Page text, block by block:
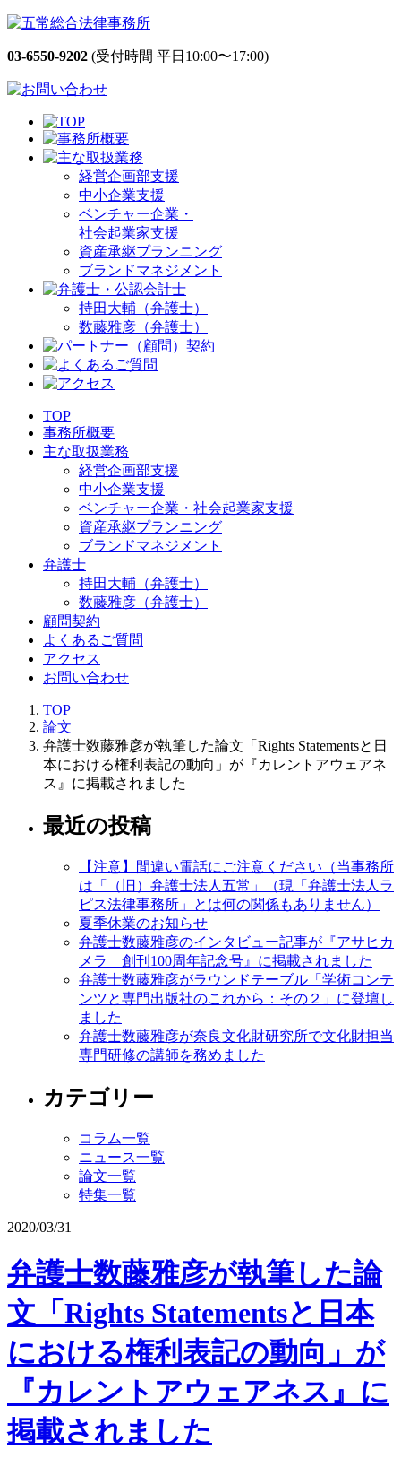
03-6550-9202 (受付時間 平日10:00〜17:00)
経営企画部支援
中小企業支援
ベンチャー企業・
社会起業家支援
資産承継プランニング
ブランドマネジメント
持田大輔（弁護士）
数藤雅彦（弁護士）
TOP
事務所概要
主な取扱業務
経営企画部支援
中小企業支援
ベンチャー企業・社会起業家支援
資産承継プランニング
ブランドマネジメント
弁護士
持田大輔（弁護士）
数藤雅彦（弁護士）
顧問契約
よくあるご質問
アクセス
お問い合わせ
TOP
論文
弁護士数藤雅彦が執筆した論文「Rights Statementsと日
本における権利表記の動向」が『カレントアウェアネ
ス』に掲載されました
最近の投稿
【注意】間違い電話にご注意ください（当事務所
は「（旧）弁護士法人五常」（現「弁護士法人ラ
ピス法律事務所」とは何の関係もありません）
夏季休業のお知らせ
弁護士数藤雅彦のインタビュー記事が『アサヒカ
メラ 創刊100周年記念号』に掲載されました
弁護士数藤雅彦がラウンドテーブル「学術コンテ
ンツと専門出版社のこれから：その２」に登壇し
ました
弁護士数藤雅彦が奈良文化財研究所で文化財担当
専門研修の講師を務めました
カテゴリー
コラム一覧
ニュース一覧
論文一覧
特集一覧
2020/03/31
弁護士数藤雅彦が執筆した論
文「Rights Statementsと日本
における権利表記の動向」が
『カレントアウェアネス』に
掲載されました